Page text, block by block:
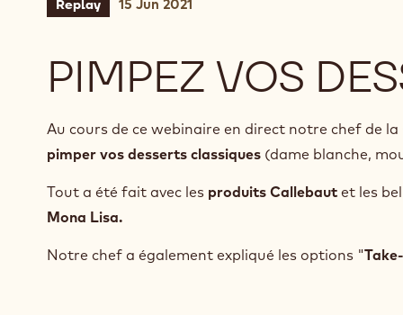
Replay 15 Jun 2021
PIMPEZ VOS
Au cours de ce webinaire en direct notre chef de
pimper vos desserts classiques (dame blanche,
Tout a été fait avec les produits Callebaut et les
Mona Lisa.
Notre chef a également expliqué les options "